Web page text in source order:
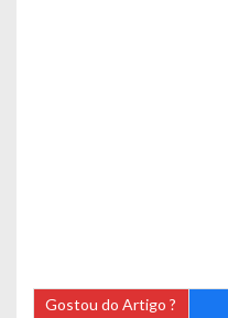
Gostou do Artigo ?